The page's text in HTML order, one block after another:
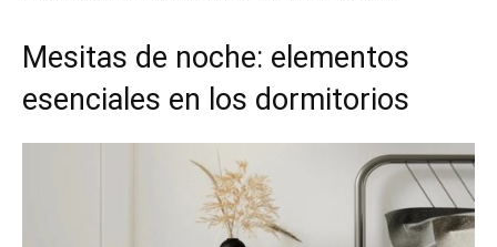
Mesitas de noche: elementos
esenciales en los dormitorios